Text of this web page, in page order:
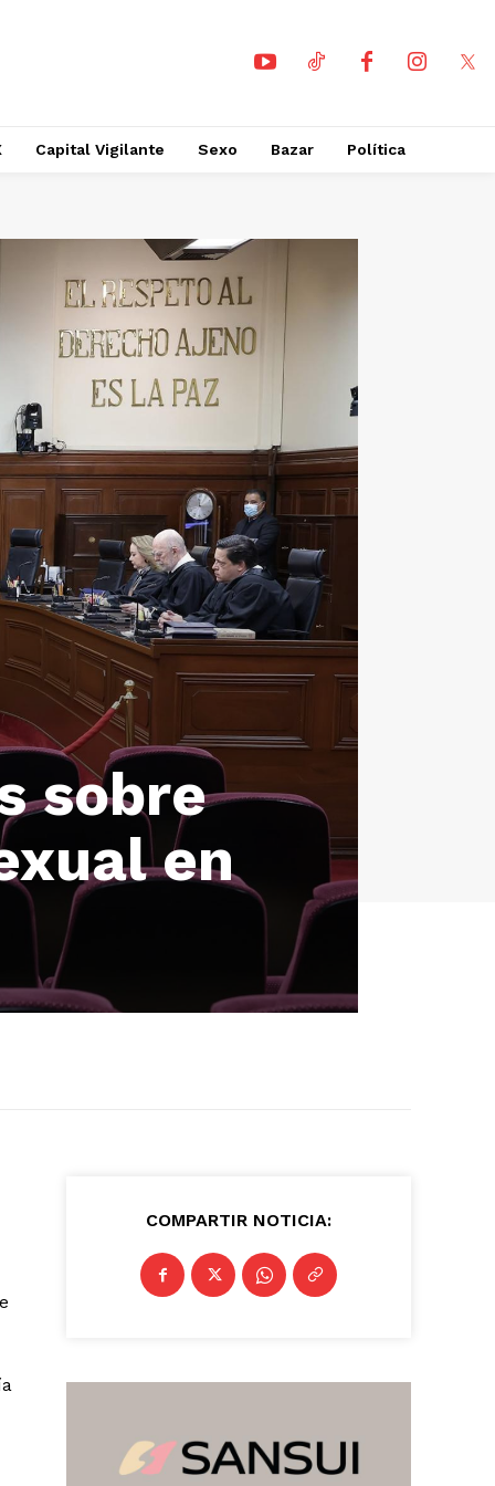
Capital Vigilante Sexo Bazar Política
sobre
en
COMPARTIR NOTICIA: